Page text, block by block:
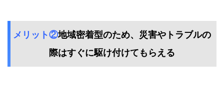
メリット②地域密着型のため、災害やトラブルの
際はすぐに駆け付けてもらえる